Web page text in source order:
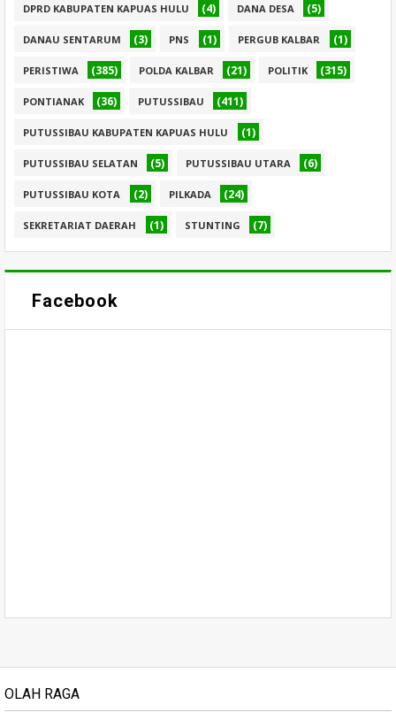
DPRD KABUPATEN KAPUAS HULU (4) DANA DESA (5)
DANAU SENTARUM (3) PNS (1) PERGUB KALBAR (1)
PERISTIWA (385) POLDA KALBAR (21) POLITIK (315)
PONTIANAK (36) PUTUSSIBAU (411)
PUTUSSIBAU KABUPATEN KAPUAS HULU (1)
PUTUSSIBAU SELATAN (5) PUTUSSIBAU UTARA (6)
PUTUSSIBAU KOTA (2) PILKADA (24)
SEKRETARIAT DAERAH (1) STUNTING (7)
Facebook
OLAH RAGA